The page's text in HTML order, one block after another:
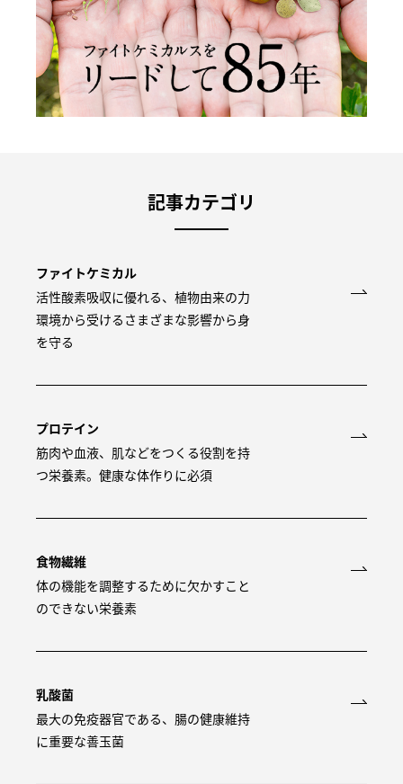
記事カテゴリ
ファイトケミカル
活性酸素吸収に優れる、植物由来の力
環境から受けるさまざまな影響から身
を守る
プロテイン
筋肉や血液、肌などをつくる役割を持
つ栄養素。健康な体作りに必須
食物繊維
体の機能を調整するために欠かすこと
のできない栄養素
乳酸菌
最大の免疫器官である、腸の健康維持
に重要な善玉菌